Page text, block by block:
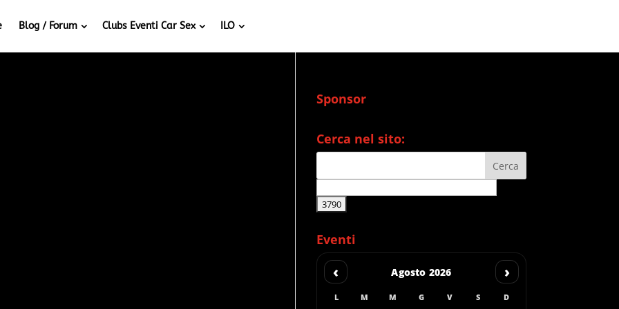
Blog / Forum Clubs Eventi Car Sex ILO
Sponsor
Cerca nel sito:
Eventi
‹ Agosto 2026 ›
L M M G V S D